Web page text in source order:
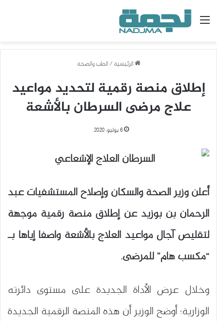
القائمة
الرئيسية / الطب والصحة
إطلاق منصة رقمية لتحديد مواعيد
علاج مرضى السرطان بالأشعة
6 يوليو، 2020
أعلن وزير الصحة والسكان وإصلاح المستشفيات عبد
الرحمان بن بوزيد عن إطلاق منصة رقمية موجهة
لتقليص آجال مواعيد العلاج بالأشعة واصفا إياها بـ
“مكسب هام” للمرضى.
وخلال عرض الأداة الجديدة على مستوى دائرته
الوزارية؛ أوضح الوزير أن هذه المنصة الرقمية الجديدة